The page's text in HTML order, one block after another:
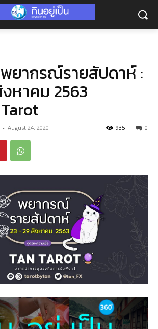
ยากรณ์รายสัปดาห์ :
หาคม 2563
- August 24, 2020 0
935